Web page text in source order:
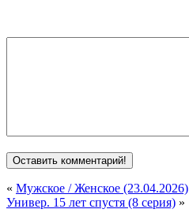
« Мужское / Женское (23.04.2026)
Универ. 15 лет спустя (8 серия) »